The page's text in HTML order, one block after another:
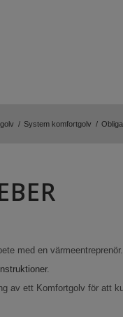
/ System komfortgolv /
med en värmeentreprenör.
.
av ett Komfortgolv för att